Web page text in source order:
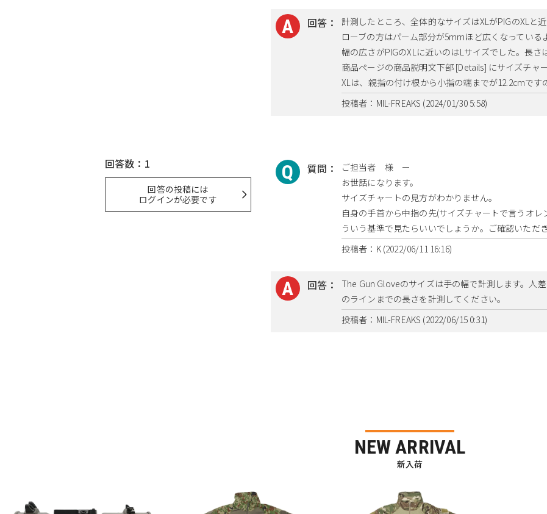
回答：
計測したところ、全体的なサイズはXLがPIGのXLと
ローブの方はパーム部分が5mmほど広くなっている
幅の広さがPIGのXLに近いのはLサイズでした。長さ
商品ページの商品説明文下部 [Details] にサイズチャ
XLは、親指の付け根から小指の端までが12.2cmです
投稿者：MIL-FREAKS (2024/01/30 5:58)
回答数：1
回答の投稿には
ログインが必要です
質問：
ご担当者 様 ー
お世話になります。
サイズチャートの見方がわかりません。
自身の手首から中指の先(サイズチャートで言うオ
ういう基準で見たらいいでしょうか。ご確認いただ
投稿者：K (2022/06/11 16:16)
回答：
The Gun Gloveのサイズは手の幅で計測します。人
のラインまでの長さを計測してください。
投稿者：MIL-FREAKS (2022/06/15 0:31)
NEW ARRIVAL
新入荷